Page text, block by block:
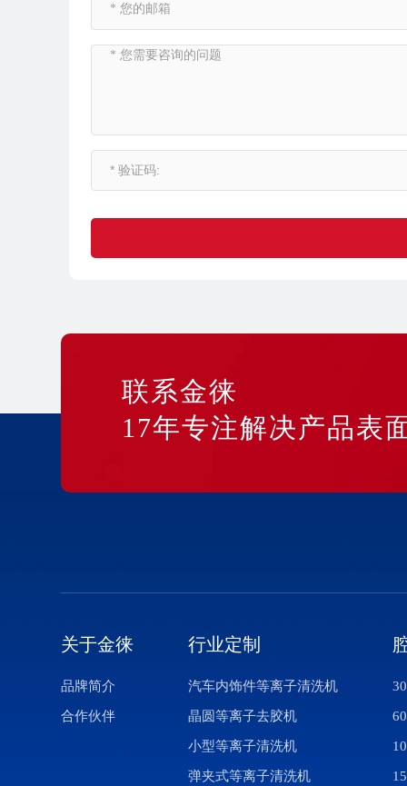
联系金徕
17年专注解决产品表
关于金徕
品牌简介
合作伙伴
行业定制
汽车内饰件等离子清洗机
晶圆等离子去胶机
小型等离子清洗机
弹夹式等离子清洗机